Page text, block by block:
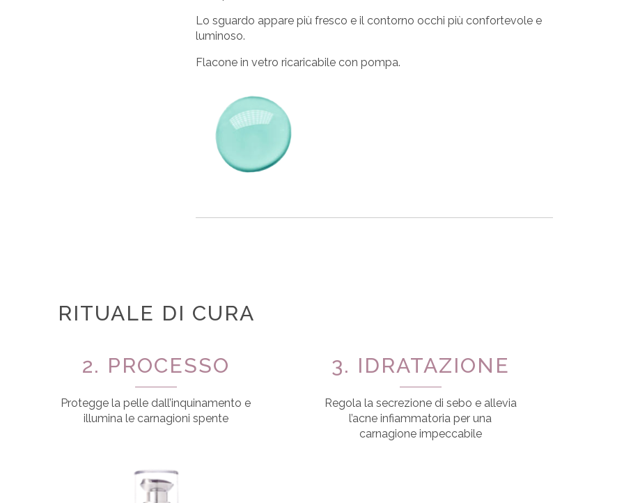
Lo sguardo appare più fresco e il contorno occhi più confortevole e
luminoso.
Flacone in vetro ricaricabile con pompa.
RITUALE DI CURA
2. PROCESSO
Protegge la pelle dall’inquinamento e
illumina le carnagioni spente
3. IDRATAZIONE
Regola la secrezione di sebo e allevia
l’acne infiammatoria per una
carnagione impeccabile